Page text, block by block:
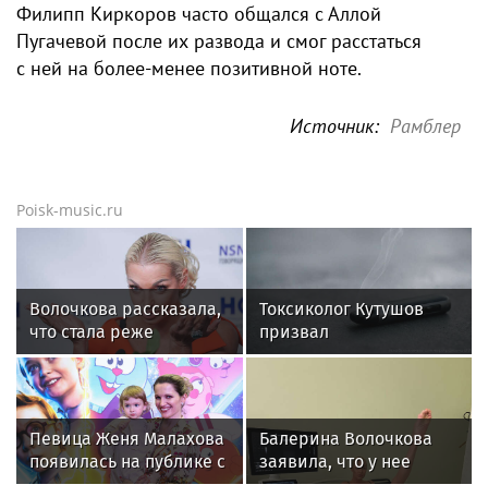
Филипп Киркоров часто общался с Аллой
Пугачевой после их развода и смог расстаться
с ней на более-менее позитивной ноте.
Источник: Рамблер
Poisk-music.ru
Волочкова рассказала,
что стала реже
показывать шпагаты
из-за операции на ноге
Токсиколог Кутушов
призвал
законодательно
Певица Женя Малахова
появилась на публике с
дочерью
Балерина Волочкова
заявила, что у нее
появилась гематома